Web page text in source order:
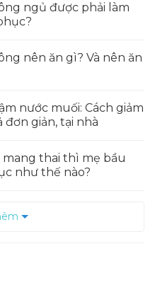
ngủ được phải làm
nên ăn gì? Và nên ăn
nước muối: Cách giảm
giản, tại nhà
thai thì mẹ bầu
như thế nào?